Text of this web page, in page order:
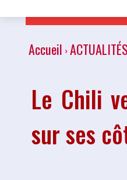
Accueil ACTUALITÉS
Le Chili
sur ses